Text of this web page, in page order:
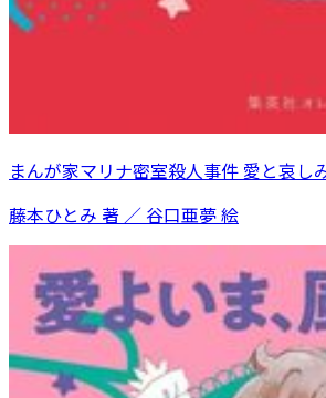
まんが家マリナ密室殺人事件 愛と哀し
藤本ひとみ 著 ／ 谷口亜夢 絵